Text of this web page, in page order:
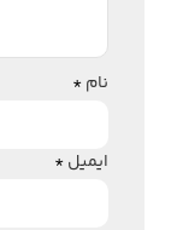
نام*
ایمیل*